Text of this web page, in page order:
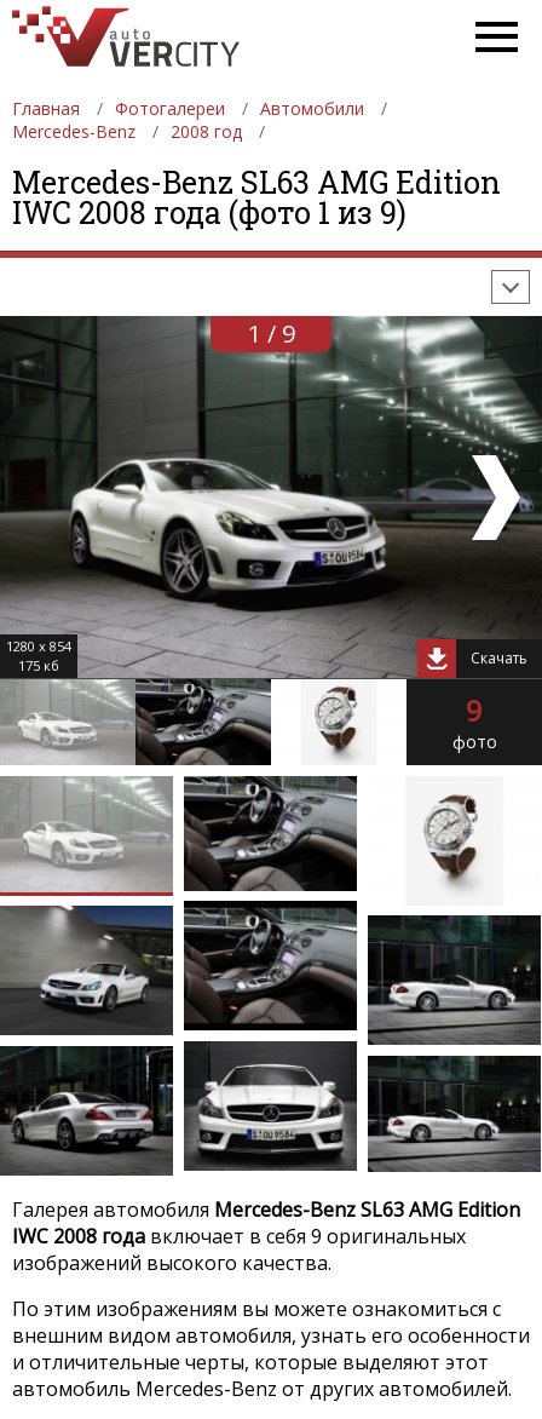
Главная Фотогалереи
Автомобили
Mercedes-Benz
2008 год
Mercedes-Benz SL63 AMG Edition
IWC 2008 года (фото 1 из 9)
ФОТОГАЛЕРЕИ АВТОМОБИЛИ
ДЕВУШКИ
АВТОСАЛОНЫ
ФОРМУЛА-1
1 / 9
1280 x 854
175 кб
Скачать
9
фото
Галерея автомобиля Mercedes-Benz SL63 AMG Edition
IWC 2008 года включает в себя 9 оригинальных
изображений высокого качества.
По этим изображениям вы можете ознакомиться с
внешним видом автомобиля, узнать его особенности
и отличительные черты, которые выделяют этот
автомобиль Mercedes-Benz от других автомобилей.